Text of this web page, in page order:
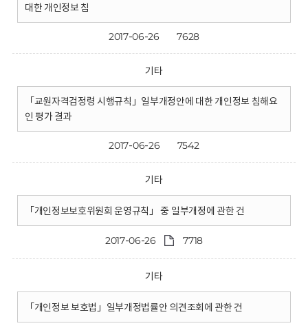
대한 개인정보 침
2017-06-26 7628
기타
「교원자격검정령 시행규칙」일부개정안에 대한 개인정보 침해요
인 평가 결과
2017-06-26 7542
기타
「개인정보보호위원회 운영규칙」 중 일부개정에 관한 건
2017-06-26 7718
기타
「개인정보 보호법」일부개정법률안 의견조회에 관한 건